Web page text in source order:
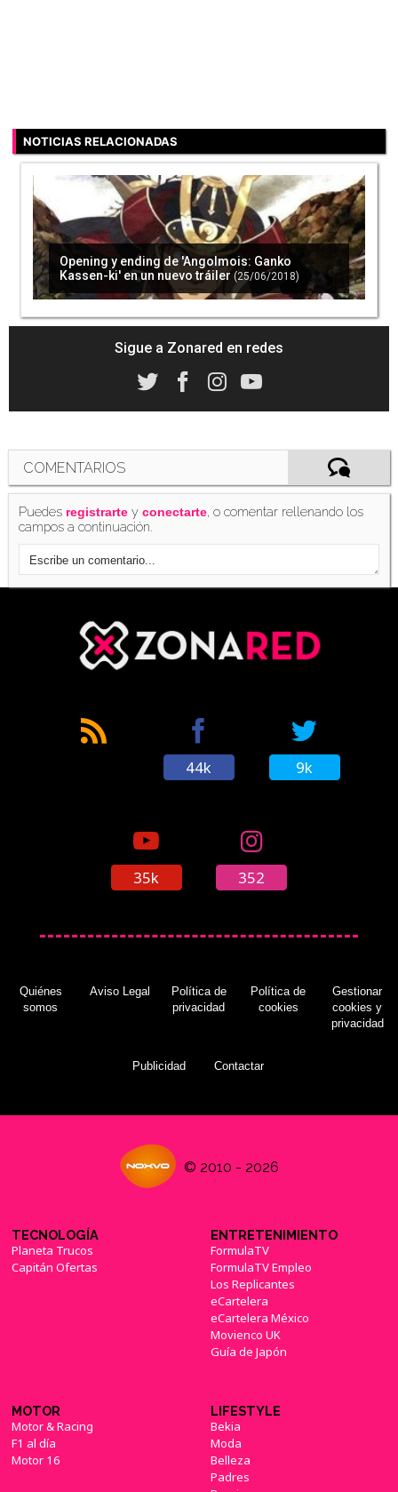
NOTICIAS RELACIONADAS
Opening y ending de 'Angolmois: Ganko
Kassen-ki' en un nuevo tráiler (25/06/2018)
Sigue a Zonared en redes
COMENTARIOS
Puedes registrarte yconectarte, o comentar rellenando los
campos a continuación.
44k 9k
35k 352
Quiénes
somos
Aviso Legal
Política de
privacidad
Política de
cookies
Gestionar
cookies y
privacidad
Publicidad Contactar
© 2010 - 2026
TECNOLOGÍA
Planeta Trucos
Capitán Ofertas
ENTRETENIMIENTO
FormulaTV
FormulaTV Empleo
Los Replicantes
eCartelera
eCartelera México
Movienco UK
Guía de Japón
MOTOR
Motor & Racing
F1 al día
Motor 16
LIFESTYLE
Bekia
Moda
Belleza
Padres